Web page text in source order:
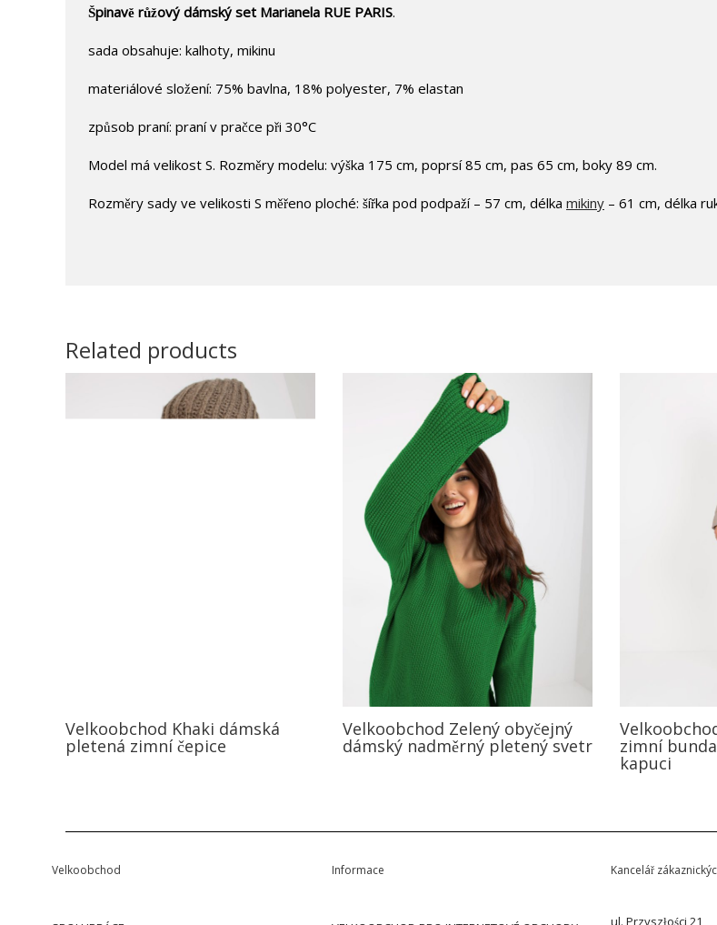
Špinavě růžový dámský set Marianela RUE PARIS.
sada obsahuje: kalhoty, mikinu
materiálové složení: 75% bavlna, 18% polyester, 7% elastan
způsob praní: praní v pračce při 30°C
Model má velikost S. Rozměry modelu: výška 175 cm, poprsí 85 cm, pas 65 cm, boky 89 cm.
Rozměry sady ve velikosti S měřeno ploché: šířka pod podpaží – 57 cm, délka mikiny – 61 cm, délka
Related products
Velkoobchod Khaki dámská
pletená zimní čepice
Velkoobchod Zelený obyčejný
dámský nadměrný pletený svetr zimní
kapuci
Velkoobchod Informace Kancelář
ul. Przyszłości 21,